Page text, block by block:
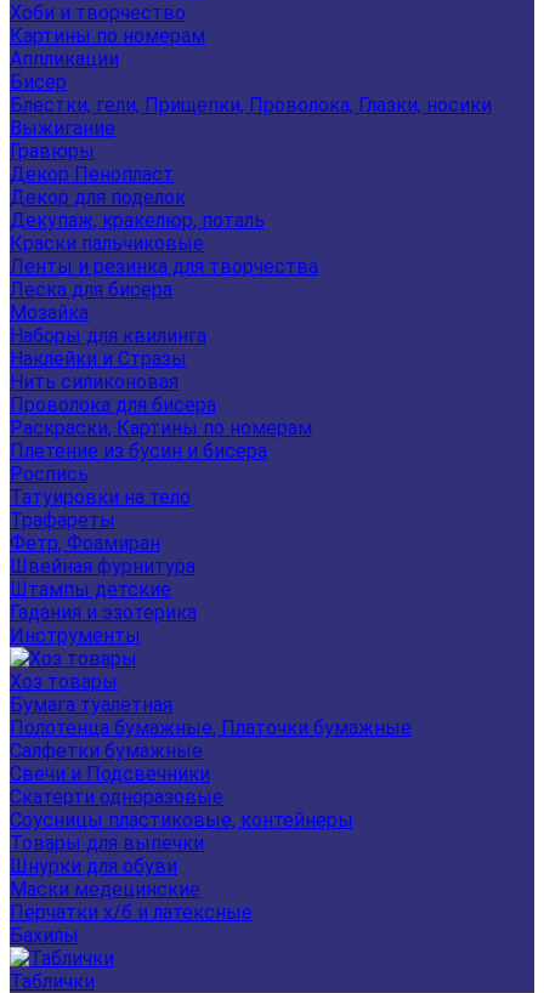
Хоби и творчество
Картины по номерам
Аппликации
Бисер
Блестки, гели, Прищепки, Проволока, Глазки, носики
Выжигание
Гравюры
Декор Пенопласт
Декор для поделок
Декупаж, кракелюр, поталь
Краски пальчиковые
Ленты и резинка для творчества
Леска для бисера
Мозайка
Наборы для квилинга
Наклейки и Стразы
Нить силиконовая
Проволока для бисера
Раскраски, Картины по номерам
Плетение из бусин и бисера
Роспись
Татуировки на тело
Трафареты
Фетр, Фоамиран
Швейная фурнитура
Штампы детские
Гадания и эзотерика
Инструменты
Хоз товары
Бумага туалетная
Полотенца бумажные, Платочки бумажные
Салфетки бумажные
Свечи и Подсвечники
Скатерти одноразовые
Соусницы пластиковые, контейнеры
Товары для выпечки
Шнурки для обуви
Маски медецинские
Перчатки х/б и латексные
Бахилы
Таблички